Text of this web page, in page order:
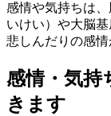
感情や気持ちは
いけい）や大脳
悲しんだりの感情
感情・気持
きます